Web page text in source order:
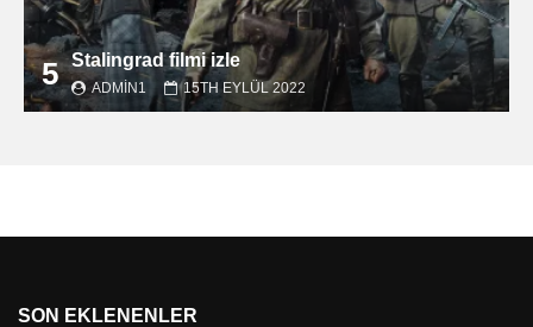
5 Stalingrad filmi izle
ADMIN1 15TH EYLÜL 2022
SON EKLENENLER